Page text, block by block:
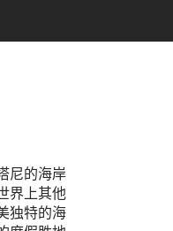
尼的海岸
界上其他
独特的海